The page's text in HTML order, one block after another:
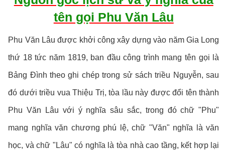
tên gọi Phu Văn Lâu
Phu Văn Lâu được khởi công xây dựng vào năm Gia Long
thứ 18 tức năm 1819, ban đầu công trình mang tên gọi là
Bảng Đình theo ghi chép trong sử sách triều Nguyễn, sau
đó dưới triều vua Thiệu Trị, tòa lầu này được đổi tên thành
Phu Văn Lâu với ý nghĩa sâu sắc, trong đó chữ "Phu"
mang nghĩa văn chương phú lệ, chữ "Văn" nghĩa là văn
học, và chữ "Lâu" có nghĩa là tòa nhà cao tầng, kết hợp lại